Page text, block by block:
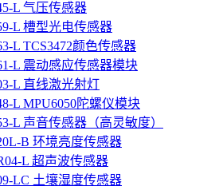
L 气压传感器
L 槽型光电传感器
L TCS3472颜色传感器
L 震动感应传感器模块
L 直线激光射灯
L MPU6050陀螺仪模块
L 声音传感器（高灵敏度）
B 环境亮度传感器
L 超声波传感器
LC 土壤湿度传感器